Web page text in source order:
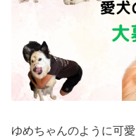
ゆめちゃんのように可